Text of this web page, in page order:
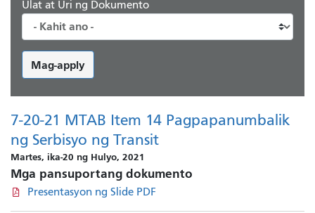
Ulat at Uri ng Dokumento
Mag-apply
7-20-21 MTAB Item 14 Pagpapanumbalik
ng Serbisyo ng Transit
Martes, ika-20 ng Hulyo, 2021
Mga pansuportang dokumento
Presentasyon ng Slide PDF